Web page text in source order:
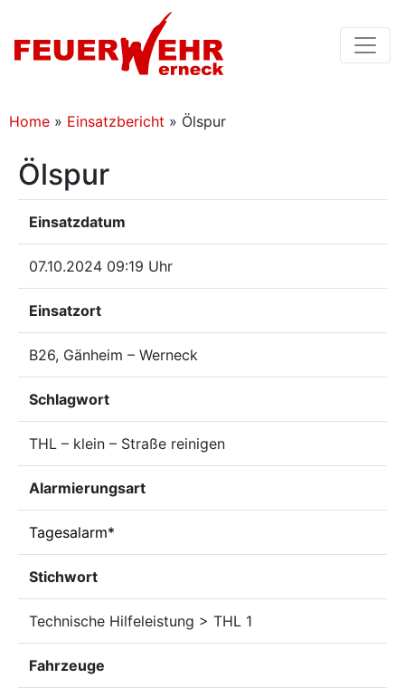
Home » Einsatzbericht » Ölspur
Ölspur
Einsatzdatum
07.10.2024 09:19 Uhr
Einsatzort
B26, Gänheim – Werneck
Schlagwort
THL – klein – Straße reinigen
Alarmierungsart
Tagesalarm*
Stichwort
Technische Hilfeleistung > THL 1
Fahrzeuge